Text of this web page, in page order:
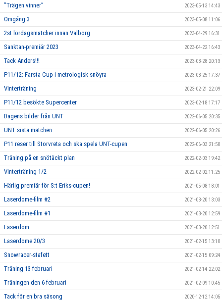
”Trägen vinner” 2023-05-13 14:43
Omgång 3 2023-05-08 11:06
2st lördagsmatcher innan Valborg 2023-04-29 16:31
Sanktan-premiär 2023 2023-04-22 16:43
Tack Anders!!! 2023-03-28 20:13
P11/12: Farsta Cup i metrologisk snöyra 2023-03-25 17:37
Vinterträning 2023-02-21 22:09
P11/12 besökte Supercenter 2023-02-18 17:17
Dagens bilder från UNT 2022-06-05 20:35
UNT sista matchen 2022-06-05 20:26
P11 reser till Storvreta och ska spela UNT-cupen 2022-06-03 21:50
Träning på en snötäckt plan 2022-02-03 19:42
Vinterträning 1/2 2022-02-02 11:25
Härlig premiär för S:t Eriks-cupen! 2021-05-08 18:01
Laserdome-film #2 2021-03-20 13:03
Laserdome-film #1 2021-03-20 12:59
Laserdom 2021-03-20 12:51
Laserdome 20/3 2021-02-15 13:10
Snowracer-stafett 2021-02-15 09:24
Träning 13 februari 2021-02-14 22:02
Träningen den 6 februari 2021-02-09 10:45
Tack för en bra säsong 2020-12-12 14:05